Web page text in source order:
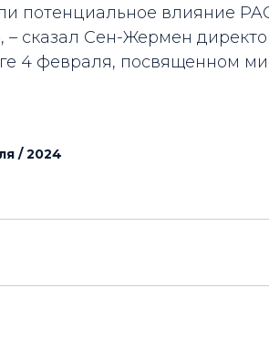
потенциальное влияние
– сказал Сен-Жермен
4 февраля, посвященном
/ 2024